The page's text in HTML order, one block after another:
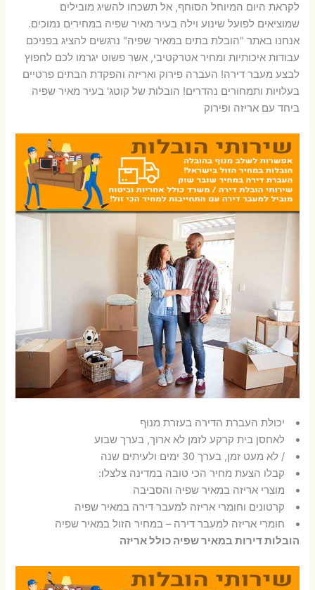
לקראת היום המיוחל הסוחף, אל תשכחו להשיג מובילים
שמוציאים לפועל שינוע וילה בעיר מאיר שפיה במחירים נמוכים.
אנחנו באתר "הובלת בתים במאיר שפיה" נרגשים להציג בפניכם
עבודות איכותיות ומחיר אטרקטיבי, אשר פשוט יגרמו לכם לחפוץ
לבצע מעבר דירה! העברה פירוק ואריזה והפקדת הבתים פרטיים
בעלויות ותמחורים נהדרים! הובלות של קוטג' בעיר מאיר שפיה
ביחד עם אריזה ופירוק
יכולת העברת הדירה בעזרת מנוף
לאחסן בית קרקע לזמן לא ארוך, בערך שבוע
/ לא מעט זמן, בערך 30 ימים ולעיתים שנה
קבלו הצעת מחיר הכי טובה במדינה צלצלו:
מוצרי אריזה במאיר שפיה והסביבה
קרטונים וחומרי אריזה למעבר דירה במאיר שפיה
חומרי אריזה למעבר דירה – במחיר הזול במאיר שפיה
הובלות דירות במאיר שפיה כולל אריזה